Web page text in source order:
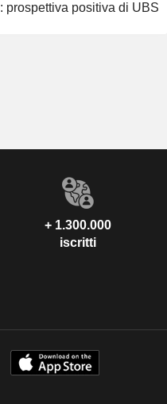
prospettiva positiva di UBS
+ 1.300.000
iscritti